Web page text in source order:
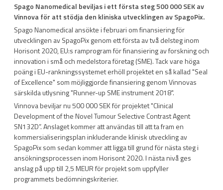
Spago Nanomedical beviljas i ett första steg 500 000 SEK av
Vinnova för att stödja den kliniska utvecklingen av SpagoPix.
Spago Nanomedical ansökte i februari om finansiering för
utvecklingen av SpagoPix genom ett första av två delsteg inom
Horisont 2020, EU:s ramprogram för finansiering av forskning och
innovation i små och medelstora företag (SME). Tack vare höga
poäng i EU-rankningssystemet erhöll projektet en så kallad "Seal
of Excellence" som möjliggjorde finansiering genom Vinnovas
särskilda utlysning "Runner-up SME instrument 2018".
Vinnova beviljar nu 500 000 SEK för projektet "Clinical
Development of the Novel Tumour Selective Contrast Agent
SN132D”. Anslaget kommer att användas till att ta fram en
kommersialiseringsplan inkluderande klinisk utveckling av
SpagoPix som sedan kommer att ligga till grund för nästa steg i
ansökningsprocessen inom Horisont 2020. I nästa nivå ges
anslag på upp till 2,5 MEUR för projekt som uppfyller
programmets bedömningskriterier.